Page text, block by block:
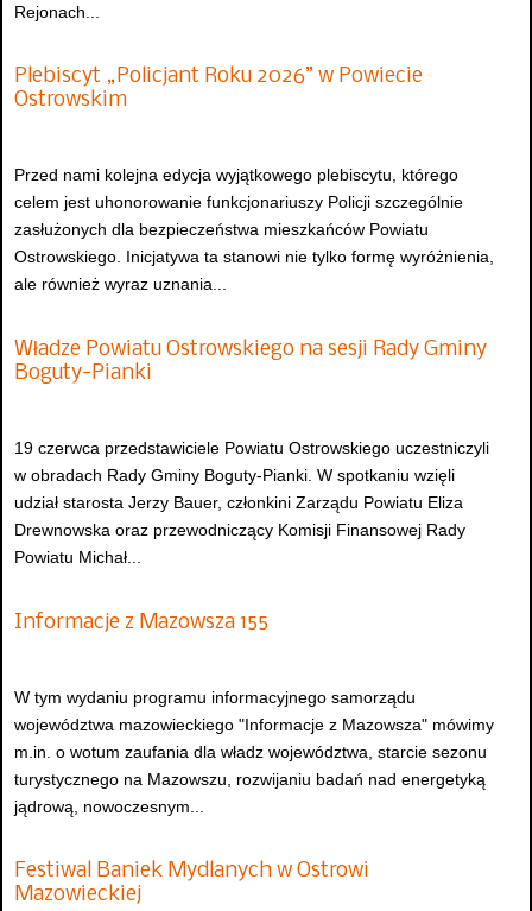
Rejonach...
Plebiscyt „Policjant Roku 2026” w Powiecie
Ostrowskim
Przed nami kolejna edycja wyjątkowego plebiscytu, którego
celem jest uhonorowanie funkcjonariuszy Policji szczególnie
zasłużonych dla bezpieczeństwa mieszkańców Powiatu
Ostrowskiego. Inicjatywa ta stanowi nie tylko formę wyróżnienia,
ale również wyraz uznania...
Władze Powiatu Ostrowskiego na sesji Rady Gminy
Boguty-Pianki
19 czerwca przedstawiciele Powiatu Ostrowskiego uczestniczyli
w obradach Rady Gminy Boguty-Pianki. W spotkaniu wzięli
udział starosta Jerzy Bauer, członkini Zarządu Powiatu Eliza
Drewnowska oraz przewodniczący Komisji Finansowej Rady
Powiatu Michał...
Informacje z Mazowsza 155
W tym wydaniu programu informacyjnego samorządu
województwa mazowieckiego "Informacje z Mazowsza" mówimy
m.in. o wotum zaufania dla władz województwa, starcie sezonu
turystycznego na Mazowszu, rozwijaniu badań nad energetyką
jądrową, nowoczesnym...
Festiwal Baniek Mydlanych w Ostrowi
Mazowieckiej